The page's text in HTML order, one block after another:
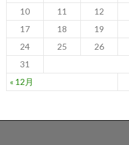
« 12月
10
11 12
17
18 19
24
25 26
31